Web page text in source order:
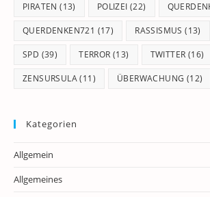
PIRATEN (13) POLIZEI (22)
QUERDENKEN721 (17) RASSISMUS (13)
SPD (39) TERROR (13) TWITTER (16)
ZENSURSULA(11) ÜBERWACHUNG (12)
Kategorien
Allgemein
Allgemeines